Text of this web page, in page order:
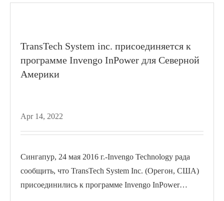
TransTech System inc. присоединяется к
программе Invengo InPower для Северной
Америки
Apr 14, 2022
Сингапур, 24 мая 2016 г.-Invengo Technology рада
сообщить, что TransTech System Inc. (Орегон, США)
присоединились к программе Invengo InPower